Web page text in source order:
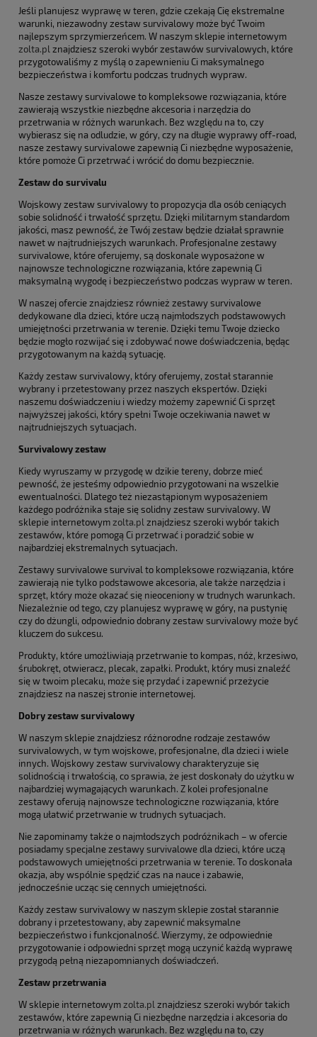
Jeśli planujesz wyprawę w teren, gdzie czekają Cię ekstremalne
warunki, niezawodny zestaw survivalowy może być Twoim
najlepszym sprzymierzeńcem. W naszym sklepie internetowym
zolta.plznajdziesz szeroki wybór zestawów survivalowych, które
przygotowaliśmy z myślą o zapewnieniu Ci maksymalnego
bezpieczeństwa i komfortu podczas trudnych wypraw.
Nasze zestawy survivalowe to kompleksowe rozwiązania, które
zawierają wszystkie niezbędne akcesoria i narzędzia do
przetrwania w różnych warunkach. Bez względu na to, czy
wybierasz się na odludzie, w góry, czy na długie wyprawy off-road,
nasze zestawy survivalowe zapewnią Ci niezbędne wyposażenie,
które pomoże Ci przetrwać i wrócić do domu bezpiecznie.
Zestaw do survivalu
Wojskowy zestaw survivalowy to propozycja dla osób ceniących
sobie solidność i trwałość sprzętu. Dzięki militarnym standardom
jakości, masz pewność, że Twój zestaw będzie działał sprawnie
nawet w najtrudniejszych warunkach. Profesjonalne zestawy
survivalowe, które oferujemy, są doskonale wyposażone w
najnowsze technologiczne rozwiązania, które zapewnią Ci
maksymalną wygodę i bezpieczeństwo podczas wypraw w teren.
W naszej ofercie znajdziesz również zestawy survivalowe
dedykowane dla dzieci, które uczą najmłodszych podstawowych
umiejętności przetrwania w terenie. Dzięki temu Twoje dziecko
będzie mogło rozwijać się i zdobywać nowe doświadczenia, będąc
przygotowanym na każdą sytuację.
Każdy zestaw survivalowy, który oferujemy, został starannie
wybrany i przetestowany przez naszych ekspertów. Dzięki
naszemu doświadczeniu i wiedzy możemy zapewnić Ci sprzęt
najwyższej jakości, który spełni Twoje oczekiwania nawet w
najtrudniejszych sytuacjach.
Survivalowy zestaw
Kiedy wyruszamy w przygodę w dzikie tereny, dobrze mieć
pewność, że jesteśmy odpowiednio przygotowani na wszelkie
ewentualności. Dlatego też niezastąpionym wyposażeniem
każdego podróżnika staje się solidny zestaw survivalowy. W
sklepie internetowymzolta.plznajdziesz szeroki wybór takich
zestawów, które pomogą Ci przetrwać i poradzić sobie w
najbardziej ekstremalnych sytuacjach.
Zestawy survivalowe survival to kompleksowe rozwiązania, które
zawierają nie tylko podstawowe akcesoria, ale także narzędzia i
sprzęt, który może okazać się nieoceniony w trudnych warunkach.
Niezależnie od tego, czy planujesz wyprawę w góry, na pustynię
czy do dżungli, odpowiednio dobrany zestaw survivalowy może być
kluczem do sukcesu.
Produkty, które umożliwiają przetrwanie to kompas, nóż, krzesiwo,
śrubokręt, otwieracz, plecak, zapałki. Produkt, który musi znaleźć
się w twoim plecaku, może się przydać i zapewnić przeżycie
znajdziesz na naszej stronie internetowej.
Dobry zestaw survivalowy
W naszym sklepie znajdziesz różnorodne rodzaje zestawów
survivalowych, w tym wojskowe, profesjonalne, dla dzieci i wiele
innych. Wojskowy zestaw survivalowy charakteryzuje się
solidnością i trwałością, co sprawia, że jest doskonały do użytku w
najbardziej wymagających warunkach. Z kolei profesjonalne
zestawy oferują najnowsze technologiczne rozwiązania, które
mogą ułatwić przetrwanie w trudnych sytuacjach.
Nie zapominamy także o najmłodszych podróżnikach – w ofercie
posiadamy specjalne zestawy survivalowe dla dzieci, które uczą
podstawowych umiejętności przetrwania w terenie. To doskonała
okazja, aby wspólnie spędzić czas na nauce i zabawie,
jednocześnie ucząc się cennych umiejętności.
Każdy zestaw survivalowy w naszym sklepie został starannie
dobrany i przetestowany, aby zapewnić maksymalne
bezpieczeństwo i funkcjonalność. Wierzymy, że odpowiednie
przygotowanie i odpowiedni sprzęt mogą uczynić każdą wyprawę
przygodą pełną niezapomnianych doświadczeń.
Zestaw przetrwania
W sklepie internetowymzolta.plznajdziesz szeroki wybór takich
zestawów, które zapewnią Ci niezbędne narzędzia i akcesoria do
przetrwania w różnych warunkach. Bez względu na to, czy